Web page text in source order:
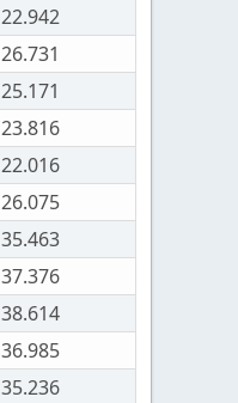
22.942
26.731
25.171
23.816
22.016
26.075
35.463
37.376
38.614
36.985
35.236